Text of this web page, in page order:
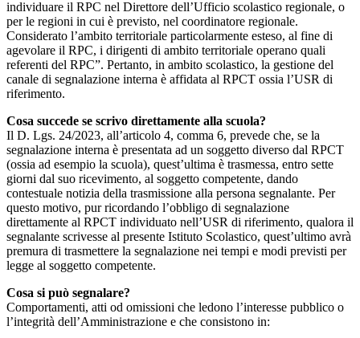
individuare il RPC nel Direttore dell’Ufficio scolastico regionale, o
per le regioni in cui è previsto, nel coordinatore regionale.
Considerato l’ambito territoriale particolarmente esteso, al fine di
agevolare il RPC, i dirigenti di ambito territoriale operano quali
referenti del RPC”. Pertanto, in ambito scolastico, la gestione del
canale di segnalazione interna è affidata al RPCT ossia l’USR di
riferimento.
Cosa succede se scrivo direttamente alla scuola?
Il D. Lgs. 24/2023, all’articolo 4, comma 6, prevede che, se la
segnalazione interna è presentata ad un soggetto diverso dal RPCT
(ossia ad esempio la scuola), quest’ultima è trasmessa, entro sette
giorni dal suo ricevimento, al soggetto competente, dando
contestuale notizia della trasmissione alla persona segnalante. Per
questo motivo, pur ricordando l’obbligo di segnalazione
direttamente al RPCT individuato nell’USR di riferimento, qualora il
segnalante scrivesse al presente Istituto Scolastico, quest’ultimo avrà
premura di trasmettere la segnalazione nei tempi e modi previsti per
legge al soggetto competente.
Cosa si può segnalare?
Comportamenti, atti od omissioni che ledono l’interesse pubblico o
l’integrità dell’Amministrazione e che consistono in: